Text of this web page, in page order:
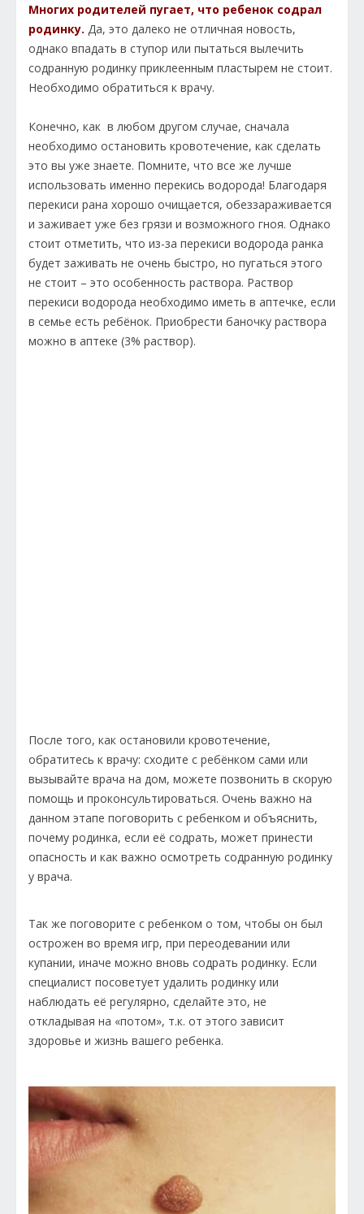
Многих родителей пугает, что ребенок содрал
родинку. Да, это далеко не отличная новость,
однако впадать в ступор или пытаться вылечить
содранную родинку приклеенным пластырем не стоит.
Необходимо обратиться к врачу.
Конечно, как в любом другом случае, сначала
необходимо остановить кровотечение, как сделать
это вы уже знаете. Помните, что все же лучше
использовать именно перекись водорода! Благодаря
перекиси рана хорошо очищается, обеззараживается
и заживает уже без грязи и возможного гноя. Однако
стоит отметить, что из-за перекиси водорода ранка
будет заживать не очень быстро, но пугаться этого
не стоит – это особенность раствора. Раствор
перекиси водорода необходимо иметь в аптечке, если
в семье есть ребёнок. Приобрести баночку раствора
можно в аптеке (3% раствор).
После того, как остановили кровотечение,
обратитесь к врачу: сходите с ребёнком сами или
вызывайте врача на дом, можете позвонить в скорую
помощь и проконсультироваться. Очень важно на
данном этапе поговорить с ребенком и объяснить,
почему родинка, если её содрать, может принести
опасность и как важно осмотреть содранную родинку
у врача.
Так же поговорите с ребенком о том, чтобы он был
острожен во время игр, при переодевании или
купании, иначе можно вновь содрать родинку. Если
специалист посоветует удалить родинку или
наблюдать её регулярно, сделайте это, не
откладывая на «потом», т.к. от этого зависит
здоровье и жизнь вашего ребенка.